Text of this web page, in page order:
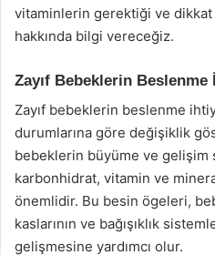
vitaminlerin gerektiği ve
hakkında bilgi vereceğiz.
Zayıf Bebeklerin Beslenme
Zayıf bebeklerin beslenme
durumlarına göre değişiklik
bebeklerin büyüme ve
karbonhidrat, vitamin ve
önemlidir. Bu besin ögeleri,
kaslarının ve bağışıklık
gelişmesine yardımcı olur.